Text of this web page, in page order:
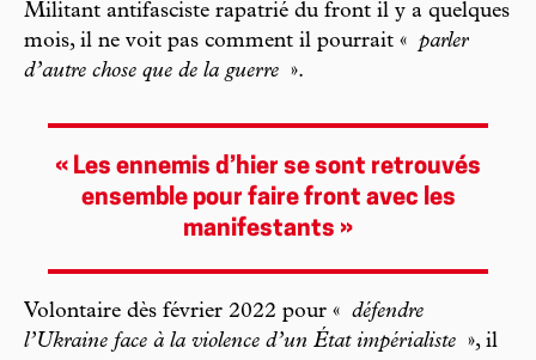
Militant antifasciste rapatrié du front il y a quelques
mois, il ne voit pas comment il pourrait « parler
d’autre chose que de la guerre ».
« Les ennemis d’hier se sont retrouvés
ensemble pour faire front avec les
manifestants »
Volontaire dès février 2022 pour « défendre
l’Ukraine face à la violence d’un État impérialiste », il